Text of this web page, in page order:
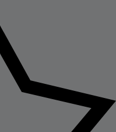
capilară. Dacă
atunci nu ezita să
loss/coping-tips-for-
how-long-does-it-take-for-
maintain-hair-
020-00441-y
articles/326764
023-01151-5
PMC9637724/